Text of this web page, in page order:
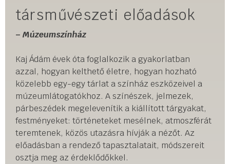
társművészeti előadások
– Múzeumszínház
Kaj Ádám évek óta foglalkozik a gyakorlatban
azzal, hogyan kelthető életre, hogyan hozható
közelebb egy-egy tárlat a színház eszközeivel a
múzeumlátogatókhoz. A színészek, jelmezek,
párbeszédek megelevenítik a kiállított tárgyakat,
festményeket: történeteket mesélnek, atmoszférát
teremtenek, közös utazásra hívják a nézőt. Az
előadásban a rendező tapasztalatait, módszereit
osztja meg az érdeklődőkkel.